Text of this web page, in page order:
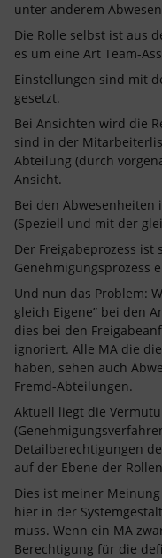
unter anderem
Die Rolle selbst ist aus
es um eine Art Team-
Einstellungen sind mit
gesetzt.
Bei Ansichten wird die
sind in der
Abteilung (durch
Ansicht.
Bei den
(Speziell und mit der
Der Freigabeprozess ist
Genehmigungsprozess
Und nun das Problem:
gleich Eigene” bei den
dies bei den
ignoriert. Alle MA die
haben, sehen auch
Fremd-Abteilungen.
Aktuell liegt die
Detailberechtigungen
auf der Ebene der
Dies ist meiner
hier in der
muss. Wenn ein MA
Berechtigung für die